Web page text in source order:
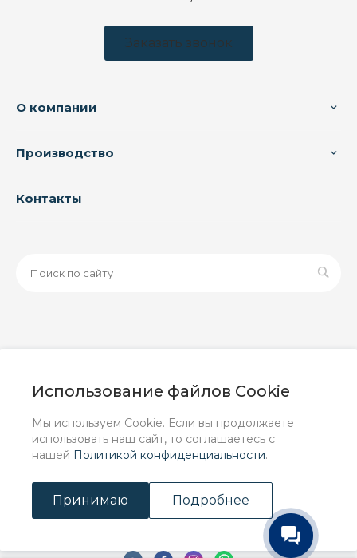
Использование файлов Cookie
Мы используем Cookie. Если вы продолжаете
использовать наш сайт, то соглашаетесь с
нашей Политикой конфиденциальности.
Принимаю Подробнее
Заказать звонок
О компании
Производство
Контакты
информационный характер и ни при каких условиях не
положениями Статьи 437 (2) ГК РФ.